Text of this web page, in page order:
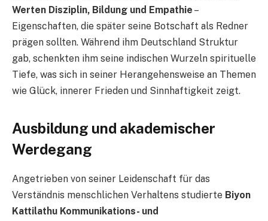
Werten Disziplin, Bildung und Empathie –
Eigenschaften, die später seine Botschaft als Redner
prägen sollten. Während ihm Deutschland Struktur
gab, schenkten ihm seine indischen Wurzeln spirituelle
Tiefe, was sich in seiner Herangehensweise an Themen
wie Glück, innerer Frieden und Sinnhaftigkeit zeigt.
Ausbildung und akademischer
Werdegang
Angetrieben von seiner Leidenschaft für das
Verständnis menschlichen Verhaltens studierte Biyon
Kattilathu Kommunikations- und